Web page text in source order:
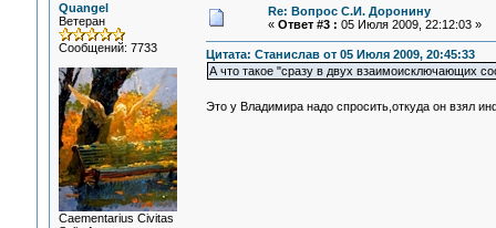
Quangel
Ветеран
Сообщений: 7733
Сaementarius Civitas
Re: Вопрос С.И. Доронину
« Ответ #3 : 05 Июля 2009, 22:12:03 »
Цитата: Станислав от 05 Июля 2009, 20:45:33
А что такое "сразу в двух взаимоисключающих
Это у Владимира надо спросить,откуда он взял